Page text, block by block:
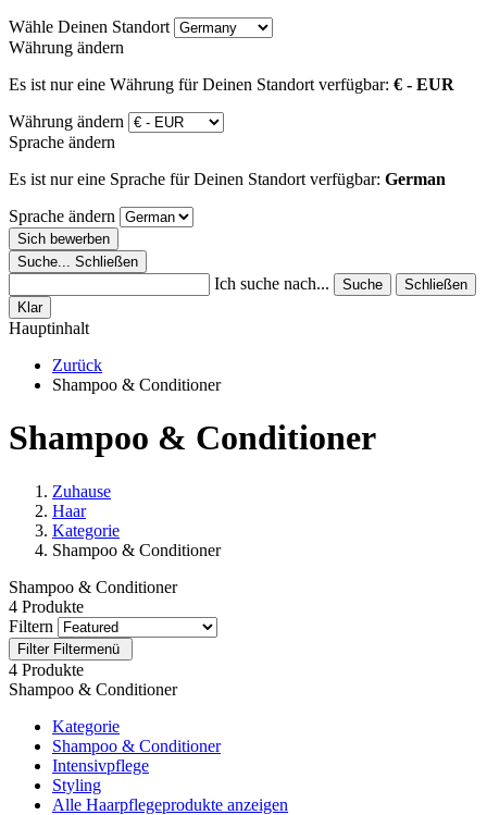
Wähle Deinen Standort
Währung ändern
Es ist nur eine Währung für Deinen Standort verfügbar: € - EUR
Währung ändern
Sprache ändern
Es ist nur eine Sprache für Deinen Standort verfügbar: German
Sprache ändern
Sich bewerben
Suche...
Schließen
Ich suche nach... Suche
Schließen
Klar
Hauptinhalt
Zurück
Shampoo & Conditioner
Shampoo & Conditioner
Zuhause
Haar
Kategorie
Shampoo & Conditioner
Shampoo & Conditioner
4 Produkte
Filtern
Filter Filtermenü
4 Produkte
Shampoo & Conditioner
Kategorie
Shampoo & Conditioner
Intensivpflege
Styling
Alle Haarpflegeprodukte anzeigen